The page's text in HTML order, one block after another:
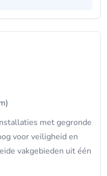
met gegronde
voor veiligheid en
vakgebieden uit één